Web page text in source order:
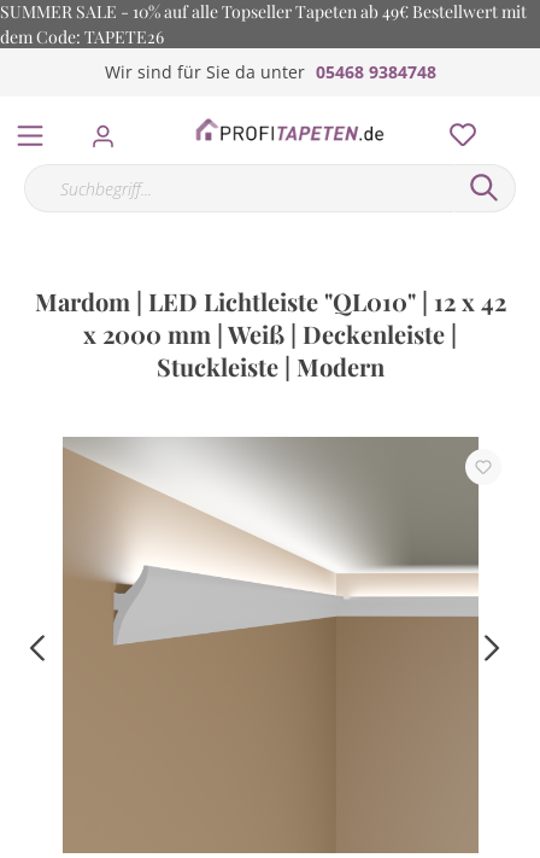
SUMMER SALE - 10% auf alle Topseller Tapeten ab 49€ Bestellwert mit
dem Code: TAPETE26
Wir sind für Sie da unter 05468 9384748
Mardom | LED Lichtleiste "QL010" | 12 x 42
x 2000 mm | Weiß | Deckenleiste |
Stuckleiste | Modern